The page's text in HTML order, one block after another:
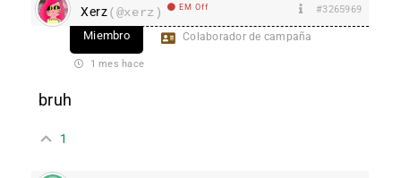
Xerz(@xerz) EM Off #3265969
Miembro Colaborador de campaña
1 mes hace
bruh
1